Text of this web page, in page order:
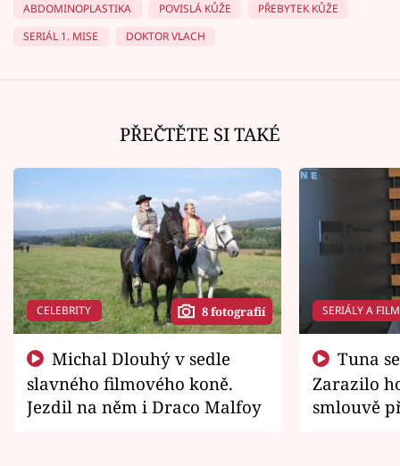
ABDOMINOPLASTIKA
POVISLÁ KŮŽE
PŘEBYTEK KŮŽE
SERIÁL 1. MISE
DOKTOR VLACH
PŘEČTĚTE SI TAKÉ
CELEBRITY 8 fotografií
slavného filmového koně.
Jezdil na něm i Draco Malfoy
SERIÁLY A
Zarazilo
smlouvě